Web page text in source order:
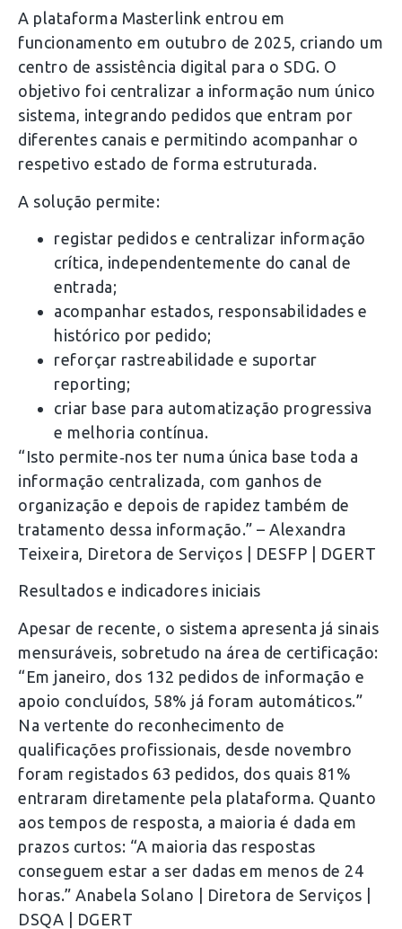
A plataforma Masterlink entrou em
funcionamento em outubro de 2025, criando um
centro de assistência digital para o SDG. O
objetivo foi centralizar a informação num único
sistema, integrando pedidos que entram por
diferentes canais e permitindo acompanhar o
respetivo estado de forma estruturada.
A solução permite:
registar pedidos e centralizar informação
crítica, independentemente do canal de
entrada;
acompanhar estados, responsabilidades e
histórico por pedido;
reforçar rastreabilidade e suportar
reporting;
criar base para automatização progressiva
e melhoria contínua.
“Isto permite‑nos ter numa única base toda a
informação centralizada, com ganhos de
organização e depois de rapidez também de
tratamento dessa informação.” – Alexandra
Teixeira, Diretora de Serviços | DESFP | DGERT
Resultados e indicadores iniciais
Apesar de recente, o sistema apresenta já sinais
mensuráveis, sobretudo na área de certificação:
“Em janeiro, dos 132 pedidos de informação e
apoio concluídos, 58% já foram automáticos.”
Na vertente do reconhecimento de
qualificações profissionais, desde novembro
foram registados 63 pedidos, dos quais 81%
entraram diretamente pela plataforma. Quanto
aos tempos de resposta, a maioria é dada em
prazos curtos: “A maioria das respostas
conseguem estar a ser dadas em menos de 24
horas.” Anabela Solano | Diretora de Serviços |
DSQA | DGERT